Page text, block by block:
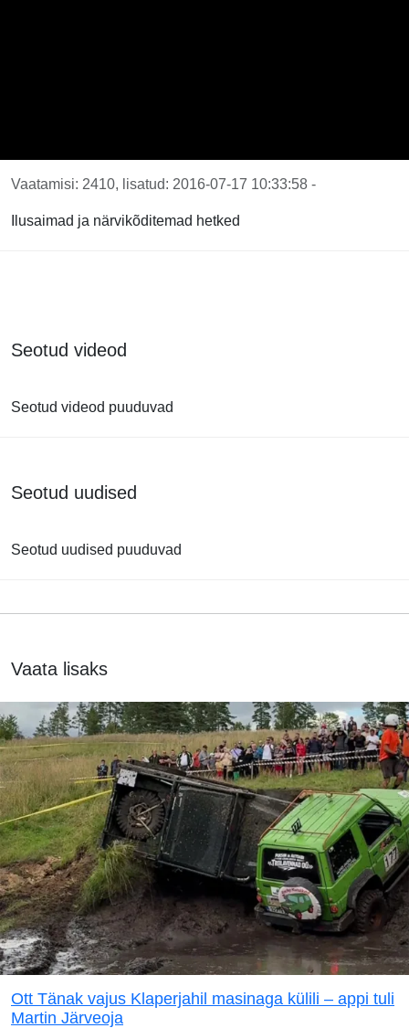
Vaatamisi: 2410, lisatud: 2016-07-17 10:33:58 -
Ilusaimad ja närvikõditemad hetked
Seotud videod
Seotud videod puuduvad
Seotud uudised
Seotud uudised puuduvad
Vaata lisaks
Ott Tänak vajus Klaperjahil masinaga külili – appi tuli
Martin Järveoja